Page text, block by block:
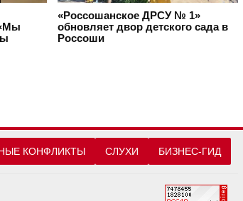
«Россошанское ДРСУ № 1»
обновляет двор детского сада в
Россоши
КОНФЛИКТЫ СЛУХИ БИЗНЕС-ГИД